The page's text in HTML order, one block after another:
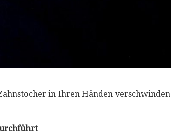
in Ihren Händen verschwinden